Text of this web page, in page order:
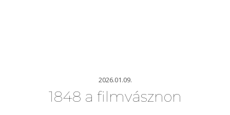
2026.01.09.
1848 a filmvásznon